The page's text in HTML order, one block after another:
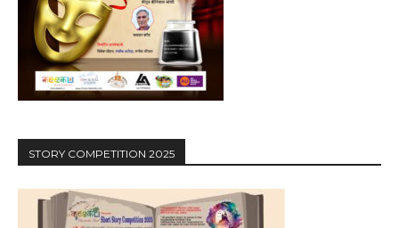
STORY COMPETITION 2025